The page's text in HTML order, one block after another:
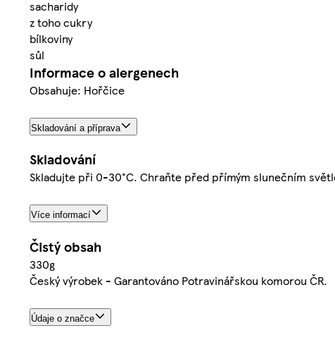
sacharidy
z toho cukry
bílkoviny
sůl
Informace o alergenech
Obsahuje: Hořčice
Skladování a příprava
Skladování
Skladujte při 0-30°C. Chraňte před přímým slunečním
Více informací
Čistý obsah
330g
Český výrobek - Garantováno Potravinářskou komorou ČR.
Údaje o značce